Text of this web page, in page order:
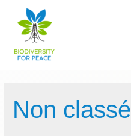
contenu
Non classé